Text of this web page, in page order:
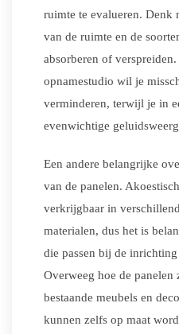
ruimte te evalueren. Denk
van de ruimte en de
absorberen of
opnamestudio wil je
verminderen, terwijl je in
evenwichtige
Een andere belangrijke
van de panelen.
verkrijgbaar in
materialen, dus het is
die passen bij de
Overweeg hoe de panelen
bestaande meubels en
kunnen zelfs op maat